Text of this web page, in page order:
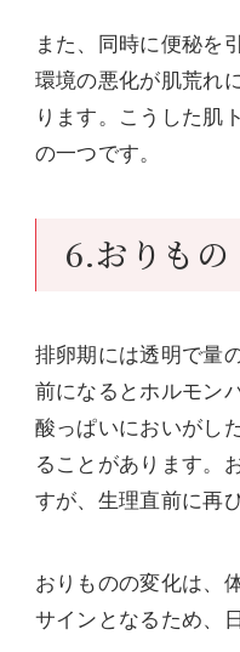
また、同時に便秘を
環境の悪化が肌荒れ
ります。こうした肌
の一つです。
6.おりもの
排卵期には透明で量
前になるとホルモン
酸っぱいにおいがし
ることがあります。
すが、生理直前に再
おりものの変化は、
サインとなるため、